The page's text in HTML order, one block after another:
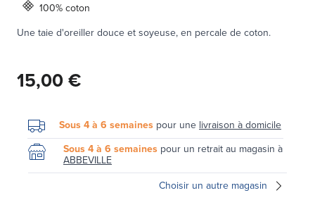
100% coton
Une taie d'oreiller douce et soyeuse, en percale de coton.
15,00 €
Sous 4 à 6 semaines pour unelivraison à domicile
Sous 4 à 6 semaines pour un retrait au magasin à
ABBEVILLE
Choisir un autre magasin